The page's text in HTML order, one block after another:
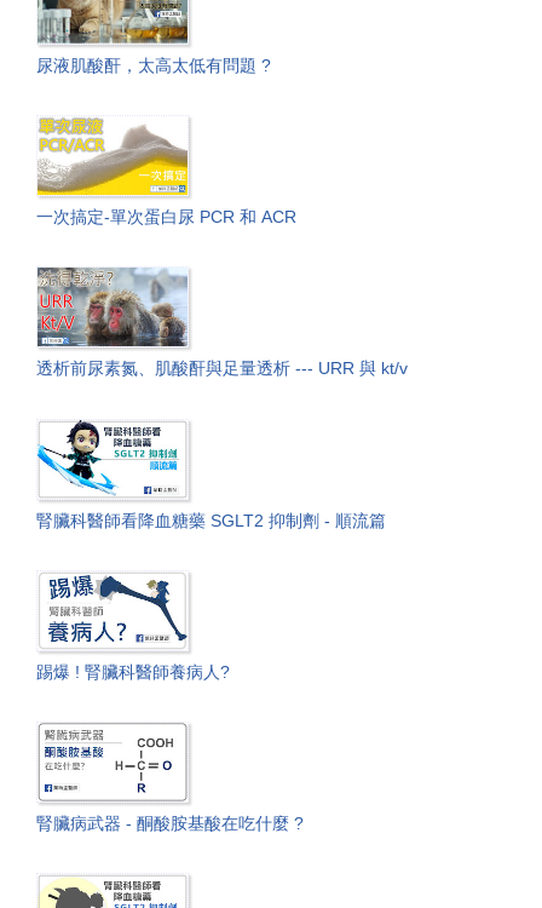
尿液肌酸酐，太高太低有問題 ?
一次搞定-單次蛋白尿 PCR 和 ACR
透析前尿素氮、肌酸酐與足量透析 --- URR 與 kt/v
腎臟科醫師看降血糖藥 SGLT2 抑制劑 - 順流篇
踢爆 ! 腎臟科醫師養病人?
腎臟病武器 - 酮酸胺基酸在吃什麼 ?